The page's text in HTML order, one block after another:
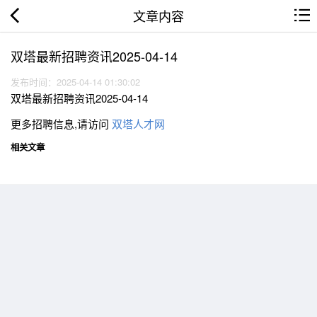
文章内容
双塔最新招聘资讯2025-04-14
发布时间：2025-04-14 01:30:02
双塔最新招聘资讯2025-04-14
更多招聘信息,请访问 双塔人才网
相关文章